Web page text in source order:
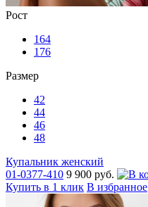
Рост
164
176
Размер
42
44
46
48
Купальник женский
01-0377-410 9 900 руб.
Купить в 1 клик В избранное